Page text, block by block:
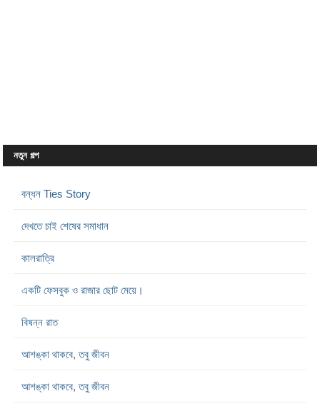
নতুন গল্প
বন্ধন Ties Story
দেখতে চাই শেষের সমাধান
কালরাত্রি
একটি ফেসবুক ও রাজার ছোট মেয়ে।
বিষন্ন রাত
আশঙ্কা থাকবে, তবু জীবন
আশঙ্কা থাকবে, তবু জীবন